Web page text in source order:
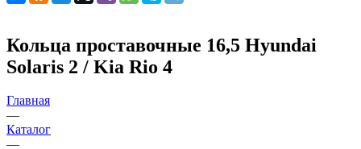
Кольца проставочные 16,5 Hyundai
Solaris 2 / Kia Rio 4
Главная
—
Каталог
—